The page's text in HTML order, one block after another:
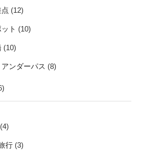
(12)
ト (10)
(10)
ンダーパス (8)
(4)
行 (3)